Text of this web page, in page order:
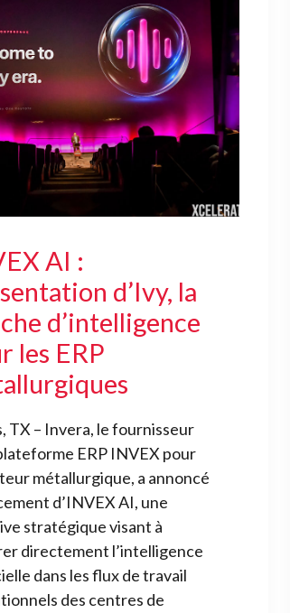
AI :
d’Ivy, la
d’intelligence
les ERP
TX – Invera, le fournisseur
ERP INVEX pour
métallurgique, a annoncé
d’INVEX AI, une
stratégique visant à
directement l’intelligence
dans les flux de travail
des centres de